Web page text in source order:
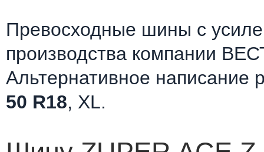
Превосходные шины c
производства компании
Альтернативное написание
50 R18, XL.